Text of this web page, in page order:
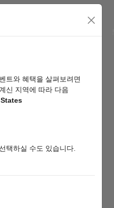
트와 혜택을 살펴보려면
신 지역에 따라 다음
택하실 수도 있습니다.